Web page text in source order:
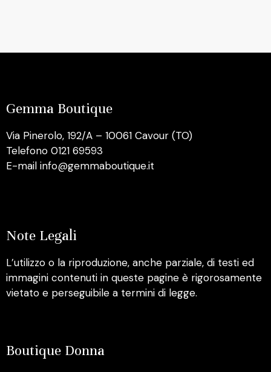
Gemma Boutique
Via Pinerolo, 192/A – 10061 Cavour (TO)
Telefono 0121 69593
E-mail info@gemmaboutique.it
Note Legali
L’utilizzo o la riproduzione, anche parziale, di testi ed
immagini contenuti in queste pagine è rigorosamente
vietato e perseguibile a termini di legge.
Boutique Donna